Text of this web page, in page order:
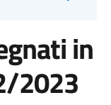
in
2023